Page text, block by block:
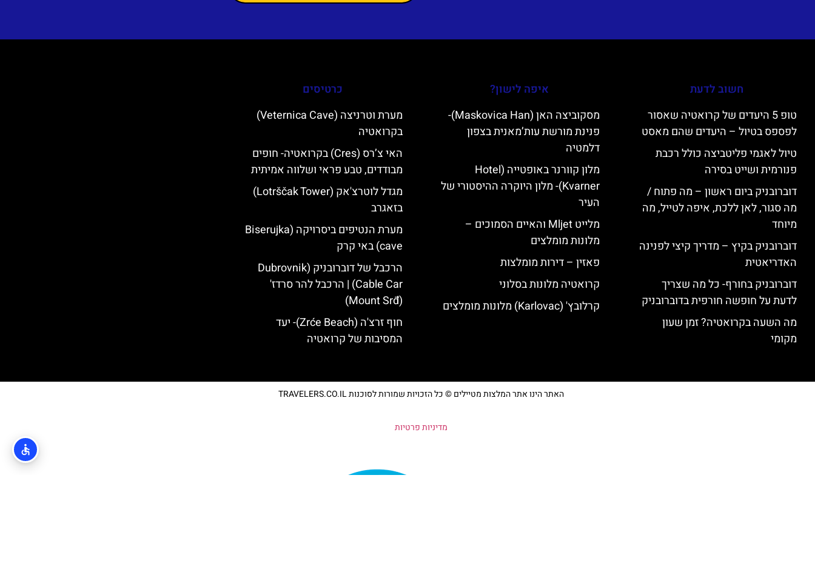
חשוב לדעת
טופ 5 היעדים של קרואטיה שאסור
לפספס בטיול – היעדים שהם מאסט
טיול לאגמי פליטביצה כולל רכבת
פנורמית ושייט בסירה
דוברובניק ביום ראשון – מה פתוח /
מה סגור, לאן ללכת, איפה לטייל, מה
מיוחד
דוברובניק בקיץ – מדריך קיצי לפנינה
האדריאטית
דוברובניק בחורף- כל מה שצריך
לדעת על חופשה חורפית בדוברובניק
מה השעה בקרואטיה? זמן שעון
מקומי
איפה לישון?
מסקוביצה האן (Maskovica Han)-
פנינת מורשת עות’מאנית בצפון
דלמטיה
מלון קוורנר באופטייה (Hotel
Kvarner)- מלון היוקרה ההיסטורי של
העיר
מלייט Mljet והאיים הסמוכים –
מלונות מומלצים
פאזין – דירות מומלצות
קרואטיה מלונות בסלוני
קרלובץ' (Karlovac) מלונות מומלצים
כרטיסים
מערת וטרניצה (Veternica Cave)
בקרואטיה
האי צ’רס (Cres) בקרואטיה- חופים
מבודדים, טבע פראי ושלווה אמיתית
מגדל לוטרצ'אק (Lotrščak Tower)
בזאגרב
מערת הנטיפים ביסרויקה (Biserujka
cave) באי קרק
הרכבל של דוברובניק (Dubrovnik
Cable Car) | הרכבל להר סרדז'
(Mount Srđ)
חוף זרצ'ה (Zrće Beach)- יעד
המסיבות של קרואטיה
האתר הינו אתר המלצות מטיילים © כל הזכויות שמורות לסוכנות TRAVELERS.CO.IL
מדיניות פרטיות